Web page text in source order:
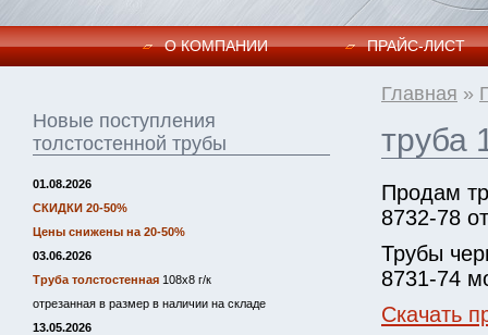
О КОМПАНИИ ПРАЙC-ЛИСТ
Новые поступления
толстостенной трубы
01.08.2026
СКИДКИ 20-50%
Цены снижены на 20-50%
03.06.2026
Труба толстостенная 108х8 г/к
отрезанная в размер в наличии на складе
13.05.2026
Главная »
труба
Продам
8732-78
Трубы
8731-74
Скачать